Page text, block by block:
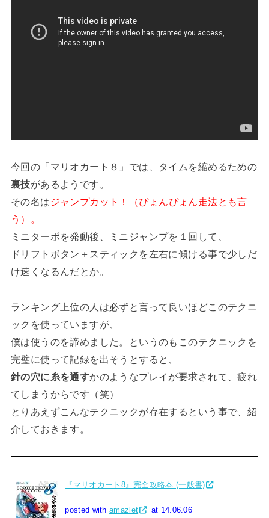
今回の「マリオカート８」では、タイムを縮めるための
裏技があるようです。
その名は ジャンプカット！（ぴょんぴょん走法とも言
う）。
ミニターボを発動後、ミニジャンプを１回して、
ドリフトボタン＋スティックを左右に傾ける事で少しだ
け速くなるんだとか。
ランキング上位の人は必ずと言って良いほどこのテクニ
ックを使っていますが、
僕は使うのを諦めました。というのもこのテクニックを
完璧に使って記録を出そうとすると、
針の穴に糸を通すかのようなプレイが要求されて、疲れ
てしまうからです（笑）
とりあえずこんなテクニックが存在するという事で、紹
介しておきます。
『マリオカート8』完全攻略本 (一般書)
posted withamazlet at 14.06.06